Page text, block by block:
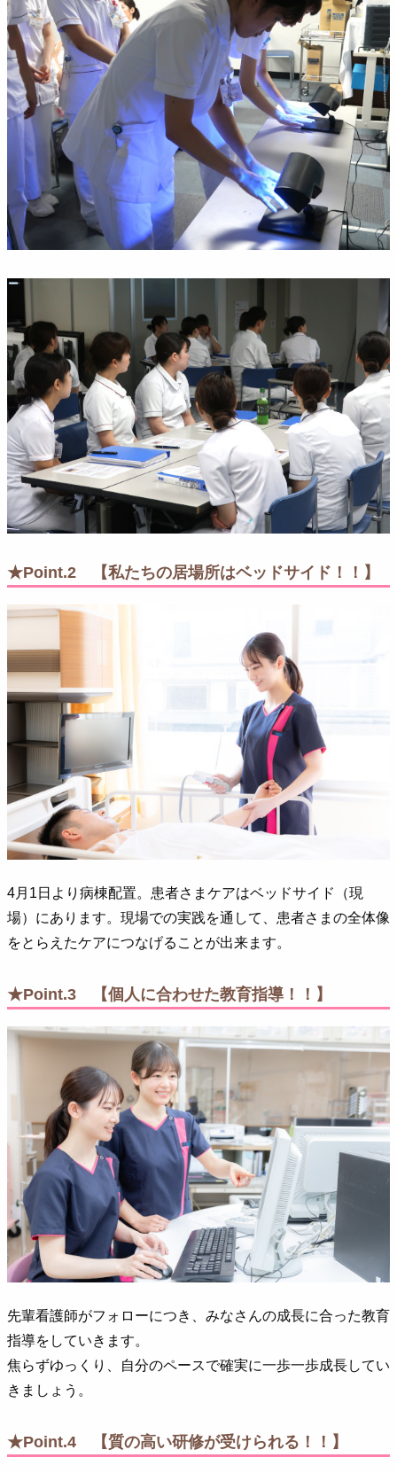
★Point.2 【私たちの居場所はベッドサイド！！】
4月1日より病棟配置。患者さまケアはベッドサイド（現
場）にあります。現場での実践を通して、患者さまの全体像
をとらえたケアにつなげることが出来ます。
★Point.3 【個人に合わせた教育指導！！】
先輩看護師がフォローにつき、みなさんの成長に合った教育
指導をしていきます。
焦らずゆっくり、自分のペースで確実に一歩一歩成長してい
きましょう。
★Point.4 【質の高い研修が受けられる！！】